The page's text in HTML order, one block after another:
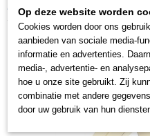
Home > > Trouwringen /
Op deze website worden
Cookies worden door ons
aanbieden van sociale media-
informatie en advertenties.
media-, advertentie- en
hoe u onze site gebruikt. Zij
combinatie met andere
door uw gebruik van hun